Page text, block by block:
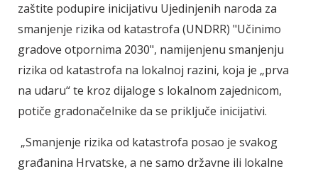
zaštite podupire inicijativu Ujedinjenih naroda za
smanjenje rizika od katastrofa (UNDRR) "Učinimo
gradove otpornima 2030", namijenjenu smanjenju
rizika od katastrofa na lokalnoj razini, koja je „prva
na udaru“ te kroz dijaloge s lokalnom zajednicom,
potiče gradonačelnike da se priključe inicijativi.
„Smanjenje rizika od katastrofa posao je svakog
građanina Hrvatske, a ne samo državne ili lokalne